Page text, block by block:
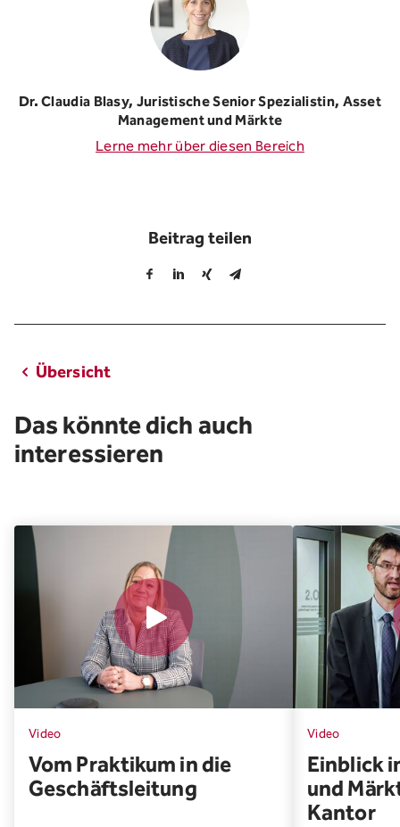
Dr. Claudia Blasy, Juristische Senior Spezialistin, Asset
Management und Märkte
Lerne mehr über diesen Bereich
Beitrag teilen
Übersicht
Das könnte dich auch
interessieren
Video
Vom Praktikum in die
Geschäftsleitung
Video
Einblick
und
Kantor